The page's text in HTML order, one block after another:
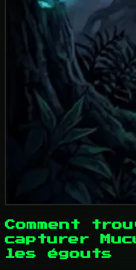
Comment
capturer
les égouts